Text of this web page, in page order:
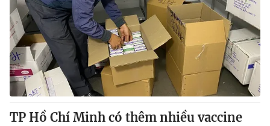
Cơ quan chủ quản:Đài Truyền hình Việt Nam
Cơ quan báo chí:
Thời báo VTV
Giấy phép hoạt động báo in và báo điện tử số 483/GP-BTTTT
cấp ngày 29/12/2023
Tổng Biên tập:Vũ Thanh Thủy
Phó Tổng Biên tập:Nguyễn Thị Mỹ Hạnh, Phạm Quốc Thắng,
Nguyễn Trọng Ninh
TP Hồ Chí Minh có thêm nhiều vaccine